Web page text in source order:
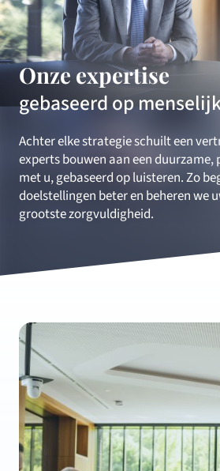
Onze expertise
gebaseerd op
Achter elke strategie schuilt een
experts bouwen aan een duurzame,
met u, gebaseerd op luisteren. Zo
doelstellingen beter en beheren we
grootste zorgvuldigheid.